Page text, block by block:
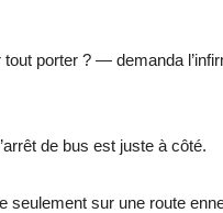
porter ? — demanda
de bus est juste à côté.
seulement sur une route